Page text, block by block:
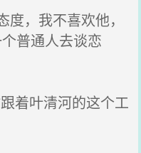
，我不喜欢他，
普通人去谈恋
着叶清河的这个工